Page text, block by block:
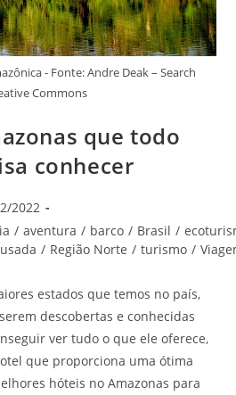
- Fonte: Andre Deak – Search
Commons
que todo
conhecer
2022
/ aventura / barco / Brasil /
/ Região Norte / turismo /
estados que temos no país,
descobertas e conhecidas
ver tudo o que ele oferece,
que proporciona uma ótima
hóteis no Amazonas para